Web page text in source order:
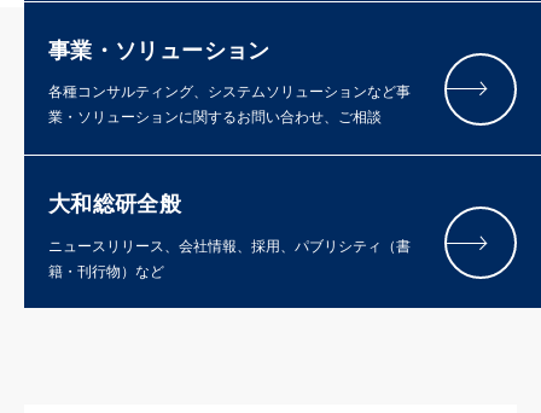
事業・ソリューション
各種コンサルティング、システムソリューションなど事
業・ソリューションに関するお問い合わせ、ご相談
大和総研全般
ニュースリリース、会社情報、採用、パブリシティ（書
籍・刊行物）など